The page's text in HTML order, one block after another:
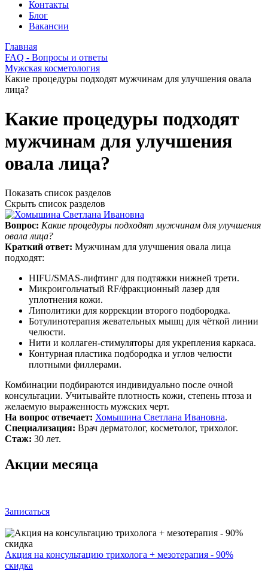
Контакты
Блог
Вакансии
Главная
FAQ - Вопросы и ответы
Мужская косметология
Какие процедуры подходят мужчинам для улучшения овала
лица?
Какие процедуры подходят
мужчинам для улучшения
овала лица?
Показать список разделов
Скрыть список разделов
Вопрос: Какие процедуры подходят мужчинам для улучшения
овала лица?
Краткий ответ: Мужчинам для улучшения овала лица
подходят:
HIFU/SMAS-лифтинг для подтяжки нижней трети.
Микроигольчатый RF/фракционный лазер для
уплотнения кожи.
Липолитики для коррекции второго подбородка.
Ботулинотерапия жевательных мышц для чёткой линии
челюсти.
Нити и коллаген-стимуляторы для укрепления каркаса.
Контурная пластика подбородка и углов челюсти
плотными филлерами.
Комбинации подбираются индивидуально после очной
консультации. Учитывайте плотность кожи, степень птоза и
желаемую выраженность мужских черт.
На вопрос отвечает: Хомышина Светлана Ивановна.
Специализация: Врач дерматолог, косметолог, трихолог.
Стаж: 30 лет.
Акции месяца
Записаться
Акция на консультацию трихолога + мезотерапия - 90%
скидка